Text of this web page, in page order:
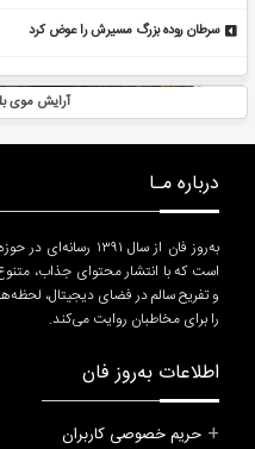
سرطان روده بزرگ مسیرش را عوض کرد
آرایش موی بلند
درباره مـا
به‌روز فان از سال
است که با انتشار محتوای جذاب،
و تفریح سالم در فضای دیجیتال،
را برای مخاطبان روایت می‌کند.
اطلاعات به‌روز فان
حریم خصوصی کاربران